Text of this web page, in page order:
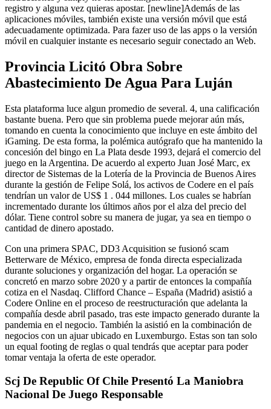
registro y alguna vez quieras apostar. [newline]Además de las
aplicaciones móviles, también existe una versión móvil que está
adecuadamente optimizada. Para fazer uso de las apps o la versión
móvil en cualquier instante es necesario seguir conectado an Web.
Provincia Licitó Obra Sobre
Abastecimiento De Agua Para Luján
Esta plataforma luce algun promedio de several. 4, una calificación
bastante buena. Pero que sin problema puede mejorar aún más,
tomando en cuenta la conocimiento que incluye en este ámbito del
iGaming. De esta forma, la polémica autógrafo que ha mantenido la
concesión del bingo en La Plata desde 1993, dejará el comercio del
juego en la Argentina. De acuerdo al experto Juan José Marc, ex
director de Sistemas de la Lotería de la Provincia de Buenos Aires
durante la gestión de Felipe Solá, los activos de Codere en el país
tendrían un valor de US$ 1 . 044 millones. Los cuales se habrían
incrementado durante los últimos años por el alza del precio del
dólar. Tiene control sobre su manera de jugar, ya sea en tiempo o
cantidad de dinero apostado.
Con una primera SPAC, DD3 Acquisition se fusionó scam
Betterware de México, empresa de fonda directa especializada
durante soluciones y organización del hogar. La operación se
concretó en marzo sobre 2020 y a partir de entonces la compañía
cotiza en el Nasdaq. Clifford Chance – España (Madrid) asistió a
Codere Online en el proceso de reestructuración que adelanta la
compañía desde abril pasado, tras este impacto generado durante la
pandemia en el negocio. También la asistió en la combinación de
negocios con un ajuar ubicado en Luxemburgo. Estas son tan solo
un equal footing de reglas o qual tendrás que aceptar para poder
tomar ventaja la oferta de este operador.
Scj De Republic Of Chile Presentó La Maniobra
Nacional De Juego Responsable